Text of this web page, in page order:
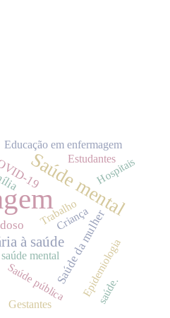
Saúde mental
à saúdeSaúde da mulher
19
Educação em enfermagem
mental Epidemiologia
Criança
Saúde pública
Trabalho
Hospitais
Estudantes
Gestantes saúde.